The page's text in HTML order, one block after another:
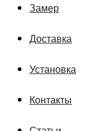
Замер
Доставка
Установка
Контакты